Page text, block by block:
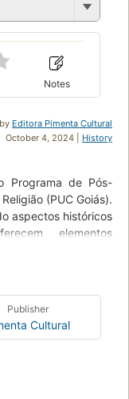
Notes
Editora Pimenta Cultural
October 4, 2024 | History
Programa de Pós-
(PUC Goiás).
aspectos históricos
elementos
em Ciências da
Publisher
Cultural